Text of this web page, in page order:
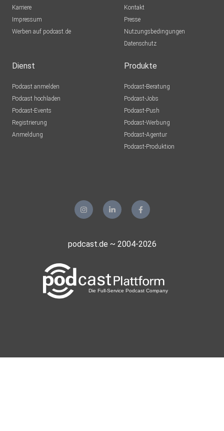
Karriere
Impressum
Werben auf podcast.de
Kontakt
Presse
Nutzungsbedingungen
Datenschutz
Dienst
Podcast anmelden
Podcast hochladen
Podcast-Events
Registrierung
Anmeldung
Produkte
Podcast-Beratung
Podcast-Jobs
Podcast-Push
Podcast-Werbung
Podcast-Agentur
Podcast-Produktion
podcast.de ~ 2004-2026